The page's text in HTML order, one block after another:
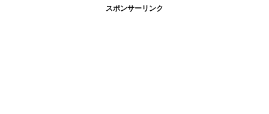
スポンサーリンク